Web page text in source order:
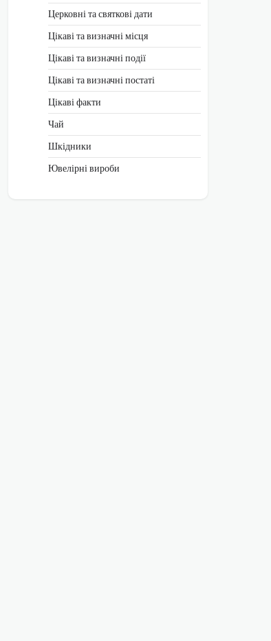
Церковні та святкові дати
Цікаві та визначні місця
Цікаві та визначні події
Цікаві та визначні постаті
Цікаві факти
Чай
Шкідники
Ювелірні вироби